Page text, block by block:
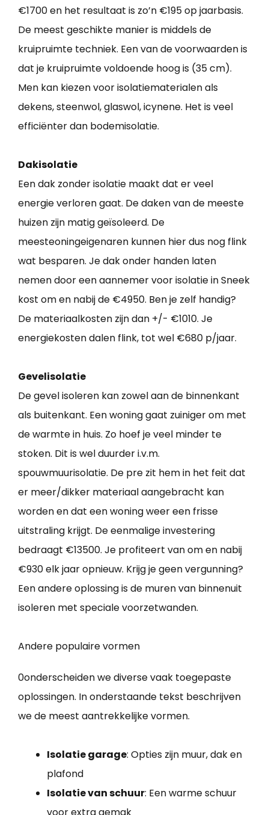
€1700 en het resultaat is zo’n €195 op jaarbasis.
De meest geschikte manier is middels de
kruipruimte techniek. Een van de voorwaarden is
dat je kruipruimte voldoende hoog is (35 cm).
Men kan kiezen voor isolatiematerialen als
dekens, steenwol, glaswol, icynene. Het is veel
efficiënter dan bodemisolatie.
Dakisolatie
Een dak zonder isolatie maakt dat er veel
energie verloren gaat. De daken van de meeste
huizen zijn matig geïsoleerd. De
meesteoningeigenaren kunnen hier dus nog flink
wat besparen. Je dak onder handen laten
nemen door een aannemer voor isolatie in Sneek
kost om en nabij de €4950. Ben je zelf handig?
De materiaalkosten zijn dan +/- €1010. Je
energiekosten dalen flink, tot wel €680 p/jaar.
Gevelisolatie
De gevel isoleren kan zowel aan de binnenkant
als buitenkant. Een woning gaat zuiniger om met
de warmte in huis. Zo hoef je veel minder te
stoken. Dit is wel duurder i.v.m.
spouwmuurisolatie. De pre zit hem in het feit dat
er meer/dikker materiaal aangebracht kan
worden en dat een woning weer een frisse
uitstraling krijgt. De eenmalige investering
bedraagt €13500. Je profiteert van om en nabij
€930 elk jaar opnieuw. Krijg je geen vergunning?
Een andere oplossing is de muren van binnenuit
isoleren met speciale voorzetwanden.
Andere populaire vormen
0onderscheiden we diverse vaak toegepaste
oplossingen. In onderstaande tekst beschrijven
we de meest aantrekkelijke vormen.
Isolatie garage: Opties zijn muur, dak en
plafond
Isolatie van schuur: Een warme schuur